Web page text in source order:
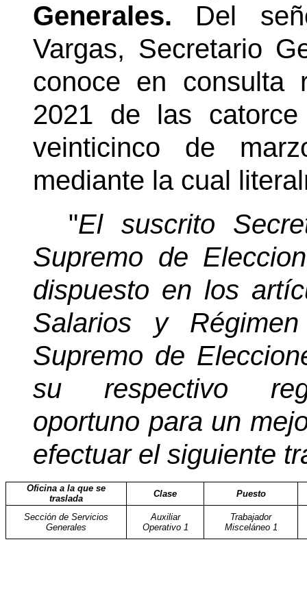
Generales. Del
Vargas, Secretario
conoce en consulta
2021 de las
veinticinco de
mediante la cual
"El suscrito
Supremo de
dispuesto en los
Salarios y
Supremo de
su respectivo
oportuno para un
efectuar el siguiente
Oficina a la que se
traslada
Clase Puesto
Sección de Servicios
Generales
Auxiliar
Operativo 1
Trabajador
Misceláneo 1